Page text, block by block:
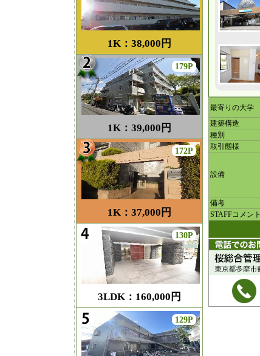
最寄りの大学
建築構造
種別
取引態様
設備
備考
STAFFコメント
1K：38,000円
1K：39,000円
179P
1K：37,000円
172P
3LDK：160,000円
130P
129P